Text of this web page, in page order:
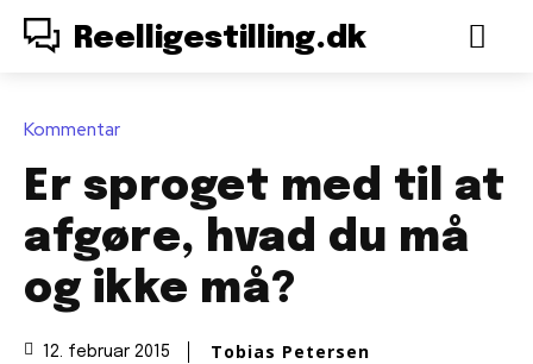
Reelligestilling.dk
Kommentar
Er sproget med til at
afgøre, hvad du må
og ikke må?
12. februar 2015 Tobias Petersen